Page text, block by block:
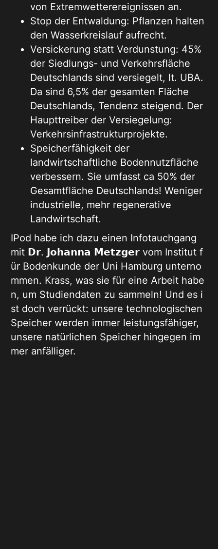
von Extremwetterereignissen an.
Stop der Entwaldung: Pflanzen halten
den Wasserkreislauf aufrecht.
Versickerung statt Verdunstung: 45%
der Siedlungs- und Verkehrsfläche
Deutschlands sind versiegelt, lt. UBA.
Da sind 6,5% der gesamten Fläche
Deutschlands, Tendenz steigend. Der
Haupttreiber der Versiegelung:
Verkehrsinfrastrukturprojekte.
Speicherfähigkeit der
landwirtschaftliche Bodennutzfläche
verbessern. Sie umfasst ca 50% der
Gesamtfläche Deutschlands! Weniger
industrielle, mehr regenerative
Landwirtschaft.
IPod habe ich dazu einen Infotauchgang
mit 𝗗𝗿. 𝗝𝗼𝗵𝗮𝗻𝗻𝗮 𝗠𝗲𝘁𝘇𝗴𝗲𝗿 vom Institut f
ür Bodenkunde der Uni Hamburg unterno
mmen. Krass, was sie für eine Arbeit habe
n, um Studiendaten zu sammeln! Und es i
st doch verrückt: unsere technologischen
Speicher werden immer leistungsfähiger,
unsere natürlichen Speicher hingegen im
mer anfälliger.